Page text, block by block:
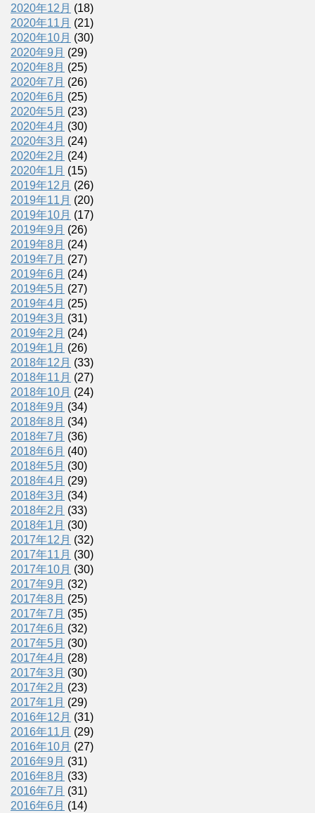
2020年12月 (18)
2020年11月 (21)
2020年10月 (30)
2020年9月 (29)
2020年8月 (25)
2020年7月 (26)
2020年6月 (25)
2020年5月 (23)
2020年4月 (30)
2020年3月 (24)
2020年2月 (24)
2020年1月 (15)
2019年12月 (26)
2019年11月 (20)
2019年10月 (17)
2019年9月 (26)
2019年8月 (24)
2019年7月 (27)
2019年6月 (24)
2019年5月 (27)
2019年4月 (25)
2019年3月 (31)
2019年2月 (24)
2019年1月 (26)
2018年12月 (33)
2018年11月 (27)
2018年10月 (24)
2018年9月 (34)
2018年8月 (34)
2018年7月 (36)
2018年6月 (40)
2018年5月 (30)
2018年4月 (29)
2018年3月 (34)
2018年2月 (33)
2018年1月 (30)
2017年12月 (32)
2017年11月 (30)
2017年10月 (30)
2017年9月 (32)
2017年8月 (25)
2017年7月 (35)
2017年6月 (32)
2017年5月 (30)
2017年4月 (28)
2017年3月 (30)
2017年2月 (23)
2017年1月 (29)
2016年12月 (31)
2016年11月 (29)
2016年10月 (27)
2016年9月 (31)
2016年8月 (33)
2016年7月 (31)
2016年6月 (14)